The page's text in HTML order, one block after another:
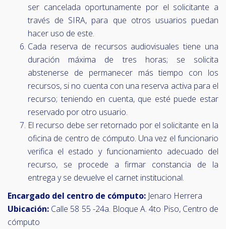
ser cancelada oportunamente por el solicitante a
través de SIRA, para que otros usuarios puedan
hacer uso de este.
Cada reserva de recursos audiovisuales tiene una
duración máxima de tres horas; se solicita
abstenerse de permanecer más tiempo con los
recursos, si no cuenta con una reserva activa para el
recurso; teniendo en cuenta, que esté puede estar
reservado por otro usuario.
El recurso debe ser retornado por el solicitante en la
oficina de centro de cómputo. Una vez el funcionario
verifica el estado y funcionamiento adecuado del
recurso, se procede a firmar constancia de la
entrega y se devuelve el carnet institucional.
Encargado del centro de cómputo: Jenaro Herrera
Ubicación: Calle 58 55 -24a. Bloque A. 4to Piso, Centro de
cómputo